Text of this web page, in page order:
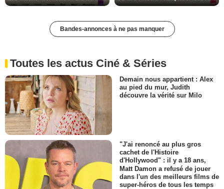
Bandes-annonces à ne pas manquer
Toutes les actus Ciné & Séries
Demain nous appartient : Alex
au pied du mur, Judith
découvre la vérité sur Milo
"J'ai renoncé au plus gros
cachet de l'Histoire
d'Hollywood" : il y a 18 ans,
Matt Damon a refusé de jouer
dans l'un des meilleurs films de
super-héros de tous les temps